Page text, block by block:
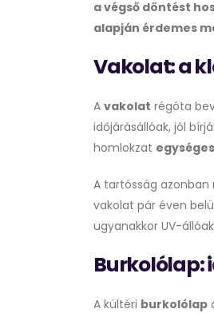
a végső döntést
alapján érdemes
Vakolat: a
A vakolat régóta
időjárásállóak, jól
homlokzat
A tartósság
vakolat pár éven
ugyanakkor UV-
Burkolólap:
A kültéri burkolólap